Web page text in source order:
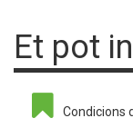
Et pot
Condicions